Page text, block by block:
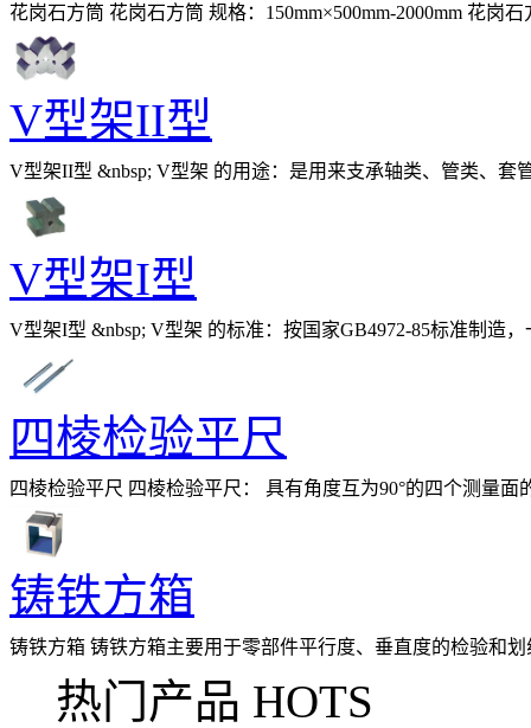
花岗石方筒 花岗石方筒 规格：150mm×500mm-2000mm 花
石方筒
V型架II型
V型架II型 &nbsp; V型架 的用途：是用来支承轴类、管类、
具。 &nbsp;&nbsp;&nbsp;&nbsp;&nbs
V型架I型
V型架I型 &nbsp; V型架 的标准：按国家GB4972-85标准制造
零件的检验和划线。 &nbsp;&nbsp;&nbsp
四棱检验平尺
四棱检验平尺 四棱检验平尺： 具有角度互为90°的四个测量
产品材质为T10A经过调质，淬为后硬度可达H
铸铁方箱
铸铁方箱 铸铁方箱主要用于零部件平行度、垂直度的检验和
种规格和等高方箱及长方筒。 &nbsp;&nbs
热门产品 HOTS